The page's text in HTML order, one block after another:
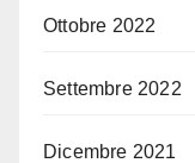
Ottobre 2022
Settembre 2022
Dicembre 2021